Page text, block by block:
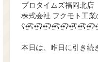
プロタイムズ福岡北店
株式会社 フクモト工業
本日は、昨日に引き続